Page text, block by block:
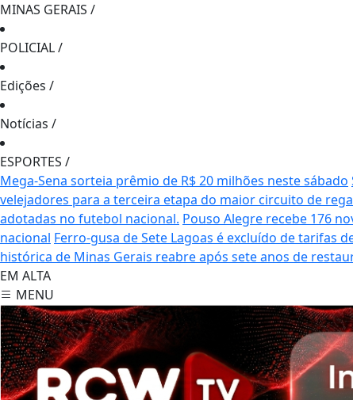
MINAS GERAIS /
POLICIAL/
Edições /
Notícias /
ESPORTES /
Mega-Sena sorteia prêmio de R$ 20 milhões neste sábado
velejadores para a terceira etapa do maior circuito de
adotadas no futebol nacional. Pouso Alegre recebe 176
nacional Ferro-gusa de Sete Lagoas é excluído de tarifas
histórica de Minas Gerais reabre após sete anos de
EM ALTA
MENU